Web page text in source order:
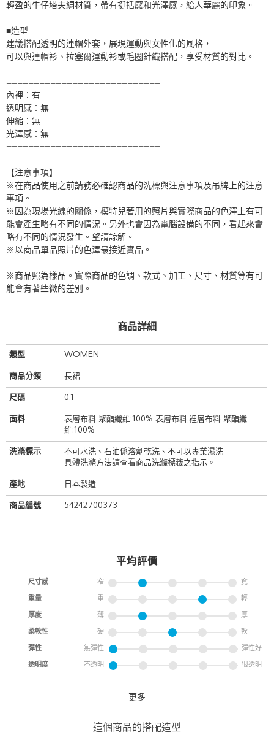
輕盈的牛仔塔夫綢材質，帶有挺括感和光澤感，給人華麗的印象。
■造型
建議搭配透明的連帽外套，展現運動與女性化的風格，
可以與連帽衫、拉塞爾運動衫或毛圈針織搭配，享受材質的對比。
============================
內裡：有
透明感：無
伸縮：無
光澤感：無
============================
【注意事項】
※在商品使用之前請務必確認商品的洗標與注意事項及吊牌上的注意
事項。
※因為現場光線的關係，模特兒著用的照片與實際商品的色澤上有可
能會產生略有不同的情況。另外也會因為電腦設備的不同，看起來會
略有不同的情況發生。望請諒解。
※以商品單品照片的色澤最接近實品。
※商品照為樣品。實際商品的色調、款式、加工、尺寸、材質等有可
能會有著些微的差別。
商品詳細
類型 WOMEN
商品分類 長裙
尺碼 0,1
面料
表層布料 聚酯纖維:100% 表層布料,裡層布料 聚酯纖
維:100%
洗滌標示
不可水洗、石油係溶劑乾洗、不可以專業濕洗
具體洗滌方法請查看商品洗滌標籤之指示。
產地 日本製造
商品編號 54242700373
平均評價
尺寸感 窄 寬
重量 重 輕
厚度 薄 厚
柔軟性 硬 軟
彈性 無彈性 彈性好
透明度 不透明 很透明
UNITED ARROWS
更多
這個商品的搭配造型